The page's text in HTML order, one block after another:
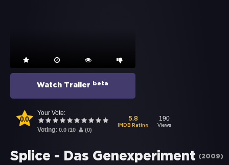
Watch Trailer beta
0.0
Your Vote:
Voting: 0.0 /10 (0)
5.8
IMDB Rating
190
Views
Splice - Das Genexperiment (2009)